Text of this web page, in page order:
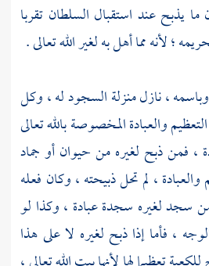
ما يذبح عند استقبال السلطان تقربا
؛ لأنه مما أهل به لغير الله تعالى .
، نازل منزلة السجود له ، وكل
والعبادة المخصوصة بالله تعالى
، فمن ذبح لغيره من حيوان أو جماد
، لم تحل ذبيحته ، وكان فعله
سجد لغيره سجدة عبادة ، وكذا لو
، فأما إذا ذبح لغيره لا على هذا